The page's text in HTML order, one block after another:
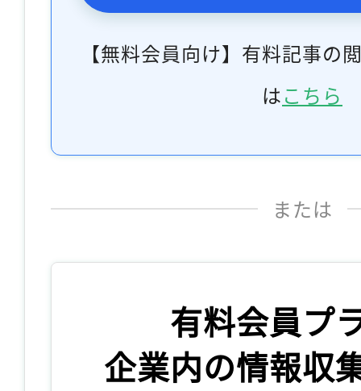
【無料会員向け】有料記事の
はこちら
または
有料会員プ
企業内の情報収